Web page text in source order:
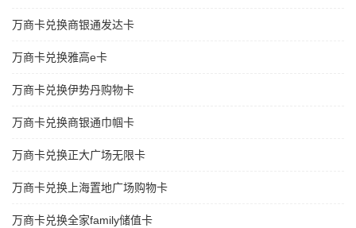
万商卡兑换商银通发达卡
万商卡兑换雅高e卡
万商卡兑换伊势丹购物卡
万商卡兑换商银通巾帼卡
万商卡兑换正大广场无限卡
万商卡兑换上海置地广场购物卡
万商卡兑换全家family储值卡